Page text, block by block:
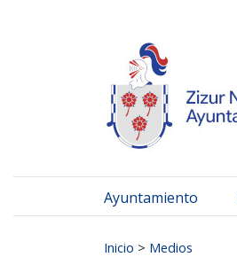
Ayuntamiento
Inicio > Medios